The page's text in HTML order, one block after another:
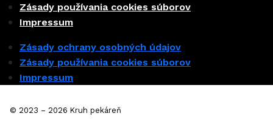
Zásady používania cookies súborov
Impressum
Zásady ochrany osobných údajov
Zásady používania cookies súborov
Impressum
© 2023 – 2026 Kruh pekáreň